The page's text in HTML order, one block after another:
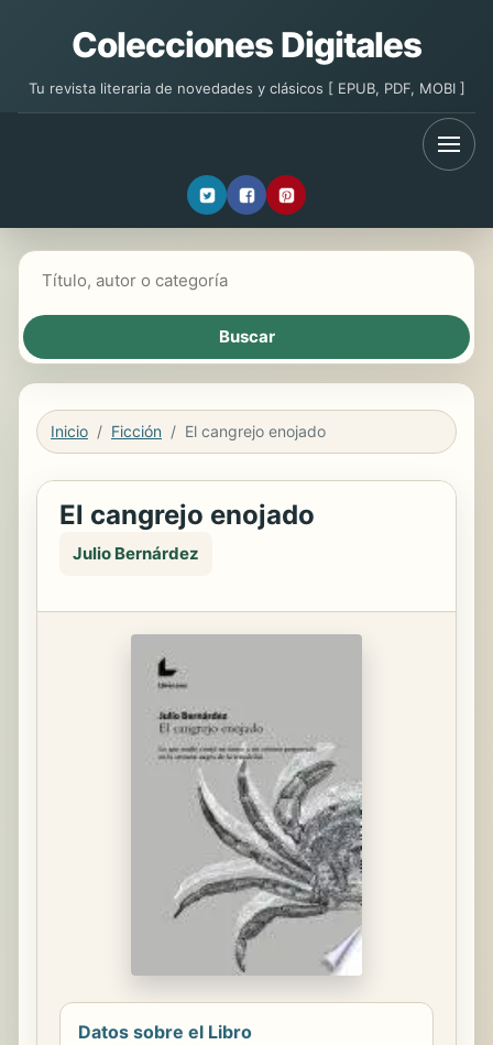
Colecciones Digitales
Tu revista literaria de novedades y clásicos [ EPUB, PDF, MOBI ]
Inicio Ficción El cangrejo enojado
El cangrejo enojado
Julio Bernárdez
Datos sobre el Libro